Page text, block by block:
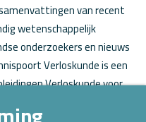
van recent
wetenschappelijk
onderzoekers en nieuws
Verloskunde is een
Verloskunde voor